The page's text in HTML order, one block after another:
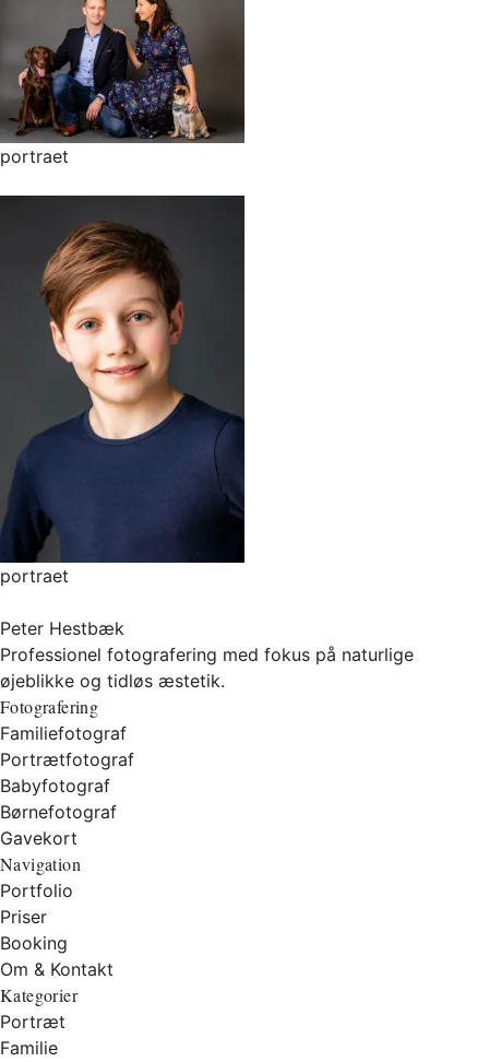
portraet
portraet
Peter Hestbæk
Professionel fotografering med fokus på naturlige
øjeblikke og tidløs æstetik.
Fotografering
Familiefotograf
Portrætfotograf
Babyfotograf
Børnefotograf
Gavekort
Navigation
Portfolio
Priser
Booking
Om & Kontakt
Kategorier
Portræt
Familie